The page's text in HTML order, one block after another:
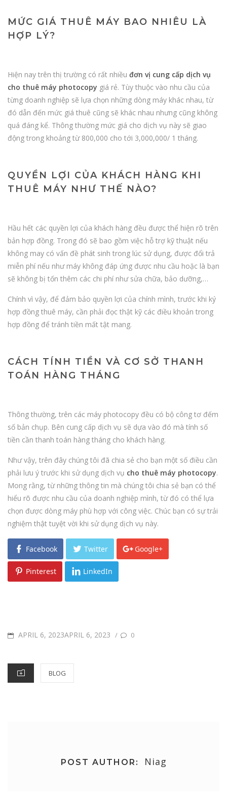
MỨC GIÁ THUÊ MÁY BAO NHIÊU LÀ
HỢP LÝ?
Hiện nay trên thị trường có rất nhiều đơn vị cung cấp dịch vụ
cho thuê máy photocopy giá rẻ. Tùy thuộc vào nhu cầu của
từng doanh nghiệp sẽ lựa chọn những dòng máy khác nhau, từ
đó dẫn đến mức giá thuê cũng sẽ khác nhau nhưng cũng không
quá đáng kể. Thông thường mức giá cho dịch vụ này sẽ giao
động trong khoảng từ 800,000 cho tới 3,000,000/ 1 tháng.
QUYỀN LỢI CỦA KHÁCH HÀNG KHI
THUÊ MÁY NHƯ THẾ NÀO?
Hầu hết các quyền lợi của khách hàng đều được thể hiện rõ trên
bản hợp đồng. Trong đó sẽ bao gồm việc hỗ trợ kỹ thuật nếu
không may có vấn đề phát sinh trong lúc sử dụng, được đổi trả
miễn phí nếu như máy không đáp ứng được nhu cầu hoặc là bạn
sẽ không bị tốn thêm các chi phí như sửa chữa, bảo dưỡng,…
Chính vì vậy, để đảm bảo quyền lợi của chính mình, trước khi ký
hợp đồng thuê máy, cần phải đọc thật kỹ các điều khoản trong
hợp đồng để tránh tiền mất tật mang.
CÁCH TÍNH TIỀN VÀ CƠ SỞ THANH
TOÁN HÀNG THÁNG
Thông thường, trên các máy photocopy đều có bộ công tơ đếm
số bản chụp. Bên cung cấp dịch vụ sẽ dựa vào đó mà tính số
tiền cần thanh toán hàng tháng cho khách hàng.
Như vậy, trên đây chúng tôi đã chia sẻ cho bạn một số điều cần
phải lưu ý trước khi sử dụng dịch vụ cho thuê máy photocopy.
Mong rằng, từ những thông tin mà chúng tôi chia sẻ bạn có thể
hiểu rõ được nhu cầu của doanh nghiệp mình, từ đó có thể lựa
chọn được dòng máy phù hợp với công việc. Chúc bạn có sự trải
nghiệm thật tuyệt vời khi sử dụng dịch vụ này.
Facebook Twitter Google+
Pinterest LinkedIn
POSTED
APRIL 6, 2023APRIL 6, 2023 / 0
CATEGORIES
BLOG
POST AUTHOR: Niag